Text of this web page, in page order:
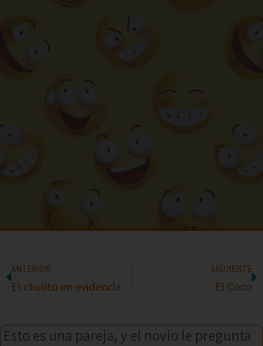
ANTERIOR
El chulito en evidencia
SIGUIENTE
El Coco
Esto es una pareja, y el novio le pregunta